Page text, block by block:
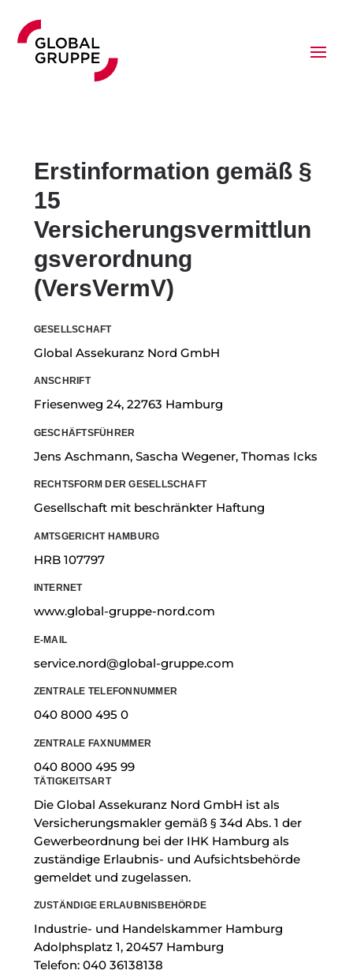
Erstinformation gemäß §
15
Versicherungsvermittlun
gsverordnung
(VersVermV)
GESELLSCHAFT
Global Assekuranz Nord GmbH
ANSCHRIFT
Friesenweg 24, 22763 Hamburg
GESCHÄFTSFÜHRER
Jens Aschmann, Sascha Wegener, Thomas Icks
RECHTSFORM DER GESELLSCHAFT
Gesellschaft mit beschränkter Haftung
AMTSGERICHT HAMBURG
HRB 107797
INTERNET
www.global-gruppe-nord.com
E-MAIL
service.nord@global-gruppe.com
ZENTRALE TELEFONNUMMER
040 8000 495 0
ZENTRALE FAXNUMMER
040 8000 495 99
TÄTIGKEITSART
Die Global Assekuranz Nord GmbH ist als
Versicherungsmakler gemäß § 34d Abs. 1 der
Gewerbeordnung bei der IHK Hamburg als
zuständige Erlaubnis- und Aufsichtsbehörde
gemeldet und zugelassen.
ZUSTÄNDIGE ERLAUBNISBEHÖRDE
Industrie- und Handelskammer Hamburg
Adolphsplatz 1, 20457 Hamburg
Telefon: 040 36138138